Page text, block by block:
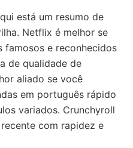
está um resumo de
Netflix é melhor se
famosos e reconhecidos
de qualidade de
aliado se você
em português rápido
variados. Crunchyroll
com rapidez e